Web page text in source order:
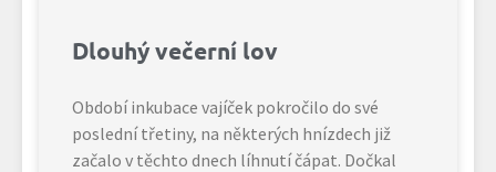
Dlouhý večerní lov
Období inkubace vajíček pokročilo do své
poslední třetiny, na některých hnízdech již
začalo v těchto dnech líhnutí čápat. Dočkal